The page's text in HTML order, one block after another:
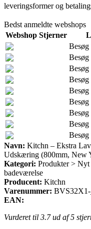
leveringsformer og
Bedst anmeldte webshops
Webshop Stjerner
Besøg
Besøg
Besøg
Besøg
Besøg
Besøg
Besøg
Besøg
Besøg
Navn: Kitchn – Ekstra
Udskæring (800mm, New
Kategori: Produkter >
badeværelse
Producent: Kitchn
Varenummer:
EAN:
Vurderet til 3.7ud af 5